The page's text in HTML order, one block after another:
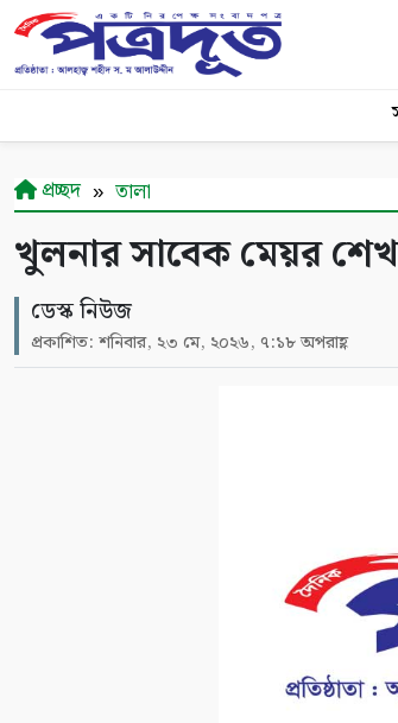
প্রচ্ছদ তালা
খুলনার সাবেক মেয়র শেখ
ডেস্ক নিউজ
প্রকাশিত: শনিবার, ২৩ মে, ২০২৬, ৭:১৮ অপরাহ্ণ